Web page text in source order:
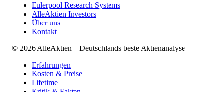
Eulerpool Research Systems
AlleAktien Investors
Über uns
Kontakt
© 2026 AlleAktien – Deutschlands beste Aktienanalyse
Erfahrungen
Kosten & Preise
Lifetime